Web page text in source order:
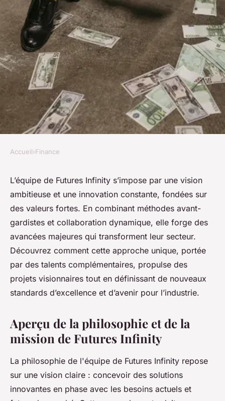
Explore la vision et
l'innovation de l'équipe de
futures infinity
Lya•21 octobre 2025•6 min de lecture
Accueil›Finance
L’équipe de Futures Infinity s’impose par une vision
ambitieuse et une innovation constante, fondées sur
des valeurs fortes. En combinant méthodes avant-
gardistes et collaboration dynamique, elle forge des
avancées majeures qui transforment leur secteur.
Découvrez comment cette approche unique, portée
par des talents complémentaires, propulse des
projets visionnaires tout en définissant de nouveaux
standards d’excellence et d’avenir pour l’industrie.
Aperçu de la philosophie et de la
mission de Futures Infinity
La philosophie de l'équipe de Futures Infinity repose
sur une vision claire : concevoir des solutions
innovantes en phase avec les besoins actuels et